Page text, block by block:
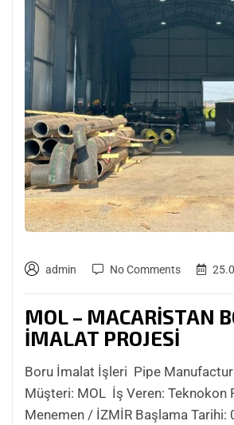
admin No Comments
MOL – MACARİSTAN
İMALAT PROJESİ
Boru İmalat İşleri Pipe
Müşteri: MOL İş Veren: Teknokon
Menemen / İZMİR Başlama Tarihi: